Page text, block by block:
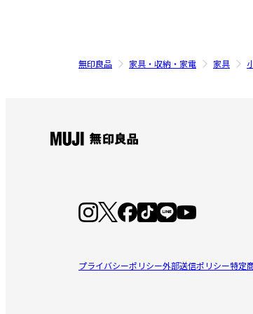
無印良品 家具・収納・家電 家具
プライバシーポリシー外部送信ポリシー特定